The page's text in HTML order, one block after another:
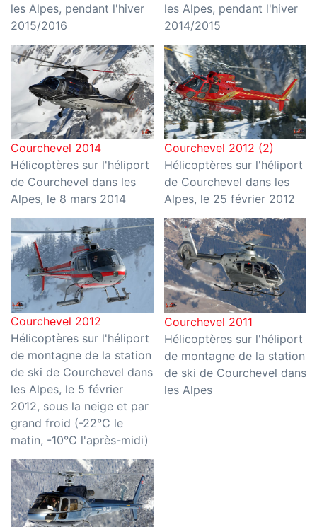
les Alpes, pendant l'hiver
2015/2016
les Alpes, pendant l'hiver
2014/2015
Courchevel 2014
Hélicoptères sur l'héliport
de Courchevel dans les
Alpes, le 8 mars 2014
Courchevel 2012 (2)
Hélicoptères sur l'héliport
de Courchevel dans les
Alpes, le 25 février 2012
Courchevel 2012
Hélicoptères sur l'héliport
de montagne de la station
de ski de Courchevel dans
les Alpes, le 5 février
2012, sous la neige et par
grand froid (-22°C le
matin, -10°C l'après-midi)
Courchevel 2011
Hélicoptères sur l'héliport
de montagne de la station
de ski de Courchevel dans
les Alpes